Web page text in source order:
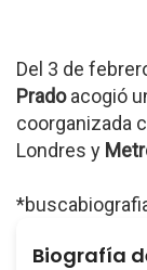
Del 3 de
Pradoacogió
coorganizada
Londres y
Biografía